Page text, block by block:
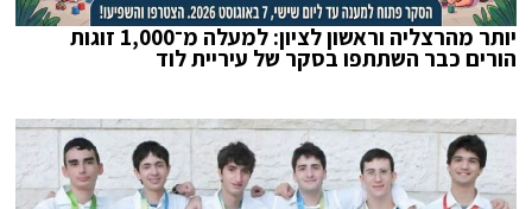
יותר מהרצליה וראשון לציון: למעלה מ־1,000 זוגות
הורים כבר השתתפו בסקר של עיריית לוד